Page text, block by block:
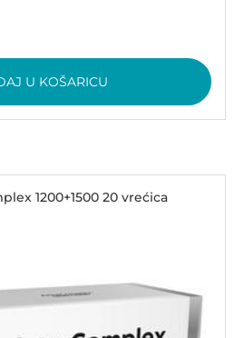
U KOŠARICU
1200+1500 20 vrećica